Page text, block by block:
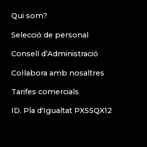
Qui som?
Selecció de personal
Consell d’Administració
Col·labora amb nosaltres
Tarifes comercials
ID. Pla d'Igualtat PX55QX12